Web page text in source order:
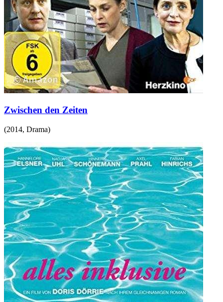
Zwischen den Zeiten
(2014, Drama)